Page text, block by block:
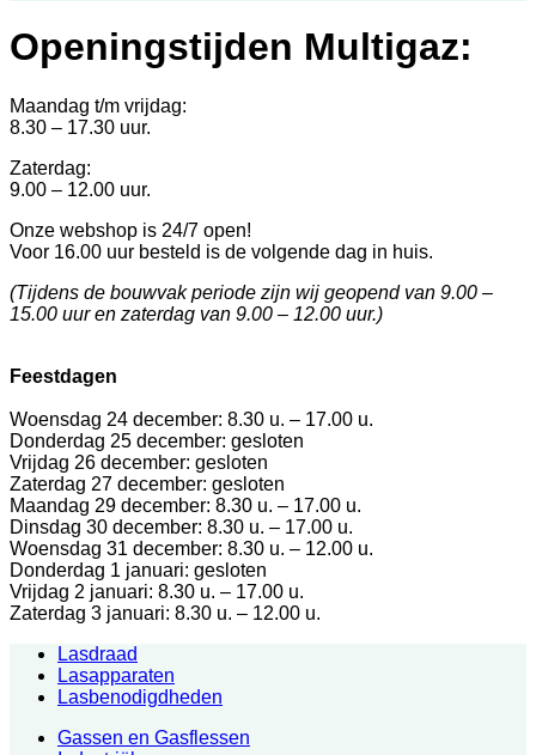
Openingstijden Multigaz:
Maandag t/m vrijdag:
8.30 – 17.30 uur.
Zaterdag:
9.00 – 12.00 uur.
Onze webshop is 24/7 open!
Voor 16.00 uur besteld is de volgende dag in huis.
(Tijdens de bouwvak periode zijn wij geopend van 9.00 –
15.00 uur en zaterdag van 9.00 – 12.00 uur.)
Feestdagen
Woensdag 24 december: 8.30 u. – 17.00 u.
Donderdag 25 december: gesloten
Vrijdag 26 december: gesloten
Zaterdag 27 december: gesloten
Maandag 29 december: 8.30 u. – 17.00 u.
Dinsdag 30 december: 8.30 u. – 17.00 u.
Woensdag 31 december: 8.30 u. – 12.00 u.
Donderdag 1 januari: gesloten
Vrijdag 2 januari: 8.30 u. – 17.00 u.
Zaterdag 3 januari: 8.30 u. – 12.00 u.
Lasdraad
Lasapparaten
Lasbenodigdheden
Gassen en Gasflessen